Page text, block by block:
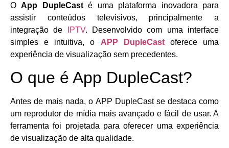
OApp DupleCasté uma plataforma inovadora para
assistir conteúdos televisivos, principalmente a
integração de
IPTV. Desenvolvido com uma interface
simples e intuitiva, o APP DupleCastoferece uma
experiência de visualização sem precedentes.
O que é App DupleCast?
Antes de mais nada, o APP DupleCast se destaca como
um reprodutor de mídia mais avançado e fácil de usar. A
ferramenta foi projetada para oferecer uma experiência
de visualização de alta qualidade.